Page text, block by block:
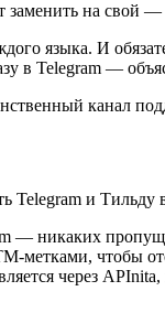
заменить на свой —
языка. И
в Telegram —
канал
Telegram и
— никаких
метками, чтобы
через